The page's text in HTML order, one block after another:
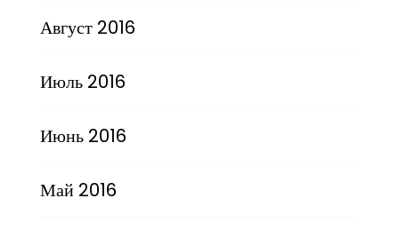
Август 2016
Июль 2016
Июнь 2016
Май 2016